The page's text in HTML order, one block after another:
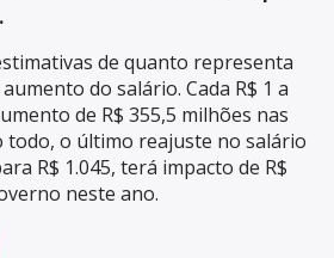
de quanto representa
do salário. Cada R$ 1 a
de R$ 355,5 milhões nas
todo, o último reajuste no salário
R$ 1.045, terá impacto de R$
neste ano.